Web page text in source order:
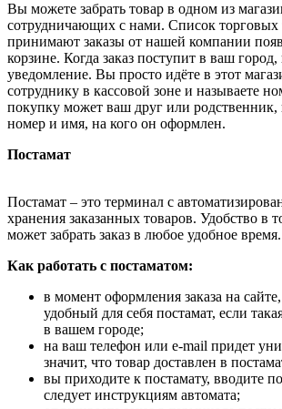
Вы можете забрать товар в одном из
сотрудничающих с нами. Список торговых
принимают заказы от нашей компании
корзине. Когда заказ поступит в ваш
уведомление. Вы просто идёте в этот
сотруднику в кассовой зоне и называете
покупку может ваш друг или родственник,
номер и имя, на кого он оформлен.
Постамат
Постамат – это терминал с
хранения заказанных товаров. Удобство в
может забрать заказ в любое удобное время.
Как работать с постаматом:
в момент оформления заказа на
удобный для себя постамат, если
в вашем городе;
на ваш телефон или e-mail придет
значит, что товар доставлен в
вы приходите к постамату, вводите
следует инструкциям автомата;